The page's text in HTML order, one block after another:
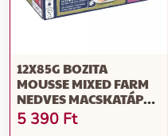
12X85G BOZITA
MOUSSE MIXED FARM
NEDVES MACSKATÁP
MIX
5 390 Ft